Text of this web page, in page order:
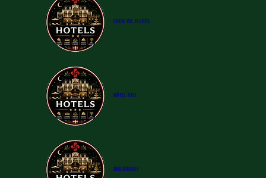
LOGIS VAL FLORÈS
​HÔTELOXO
IBIS BUDGET